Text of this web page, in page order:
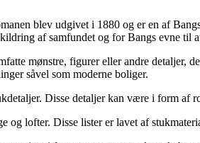
blev udgivet i 1880 og er en af
af samfundet og for Bangs evne til
mønstre, figurer eller andre detaljer,
såvel som moderne boliger.
Disse detaljer kan være i form af
lofter. Disse lister er lavet af